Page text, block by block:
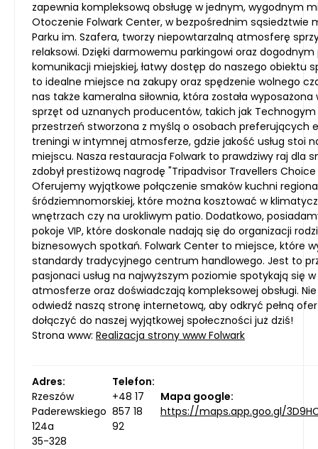
zapewnia kompleksową obsługę w jednym, wygodnym
Otoczenie Folwark Center, w bezpośrednim sąsiedztwie
Parku im. Szafera, tworzy niepowtarzalną atmosferę
relaksowi. Dzięki darmowemu parkingowi oraz
komunikacji miejskiej, łatwy dostęp do naszego obiektu
to idealne miejsce na zakupy oraz spędzenie wolnego
nas także kameralna siłownia, która została
sprzęt od uznanych producentów, takich jak
przestrzeń stworzona z myślą o osobach preferujących
treningi w intymnej atmosferze, gdzie jakość usług stoi
miejscu. Nasza restauracja Folwark to prawdziwy raj dla
zdobył prestiżową nagrodę "Tripadvisor Travellers Choice
Oferujemy wyjątkowe połączenie smaków kuchni
śródziemnomorskiej, które można kosztować w
wnętrzach czy na urokliwym patio. Dodatkowo,
pokoje VIP, które doskonale nadają się do organizacji
biznesowych spotkań. Folwark Center to miejsce, które
standardy tradycyjnego centrum handlowego. Jest to
pasjonaci usług na najwyższym poziomie spotykają się
atmosferze oraz doświadczają kompleksowej obsługi.
odwiedź naszą stronę internetową, aby odkryć pełną
dołączyć do naszej wyjątkowej społeczności już dziś!
Strona www: Realizacja strony www Folwark
Adres:
Rzeszów
Paderewskiego
124a
35-328
Telefon:
+48 17
857 18
92
Mapa google:
https://maps.app.goo.gl/